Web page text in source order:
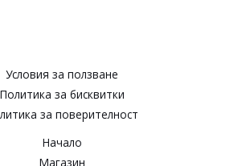
Условия за ползване​
Политика за бисквитки​
за поверителност​
Начало
Магазин